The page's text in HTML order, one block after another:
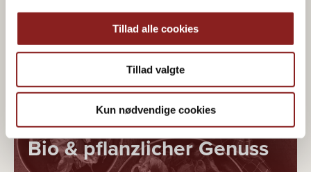
Tillad alle cookies
Tillad valgte
Kun nødvendige cookies
Bio & pflanzlicher Genuss